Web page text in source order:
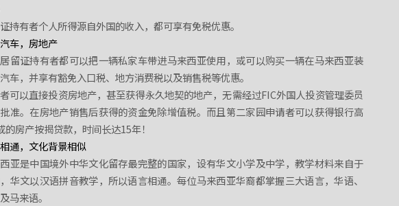
持有者个人所得源自外国的收入，都可享有免税优惠。
车，房地产
留证持有者都可以把一辆私家车带进马来西亚使用，或可以购买一辆在马来西亚装
车，并享有豁免入口税、地方消费税以及销售税等优惠。
可以直接投资房地产，甚至获得永久地契的地产，无需经过FIC外国人投资管理委员
准。在房地产销售后获得的资金免除增值税。而且第二家园申请者可以获得银行高
的房产按揭贷款，时间长达15年！
通，文化背景相似
亚是中国境外中华文化留存最完整的国家，设有华文小学及中学，教学材料来自于
华文以汉语拼音教学，所以语言相通。每位马来西亚华裔都掌握三大语言，华语、
马来语。